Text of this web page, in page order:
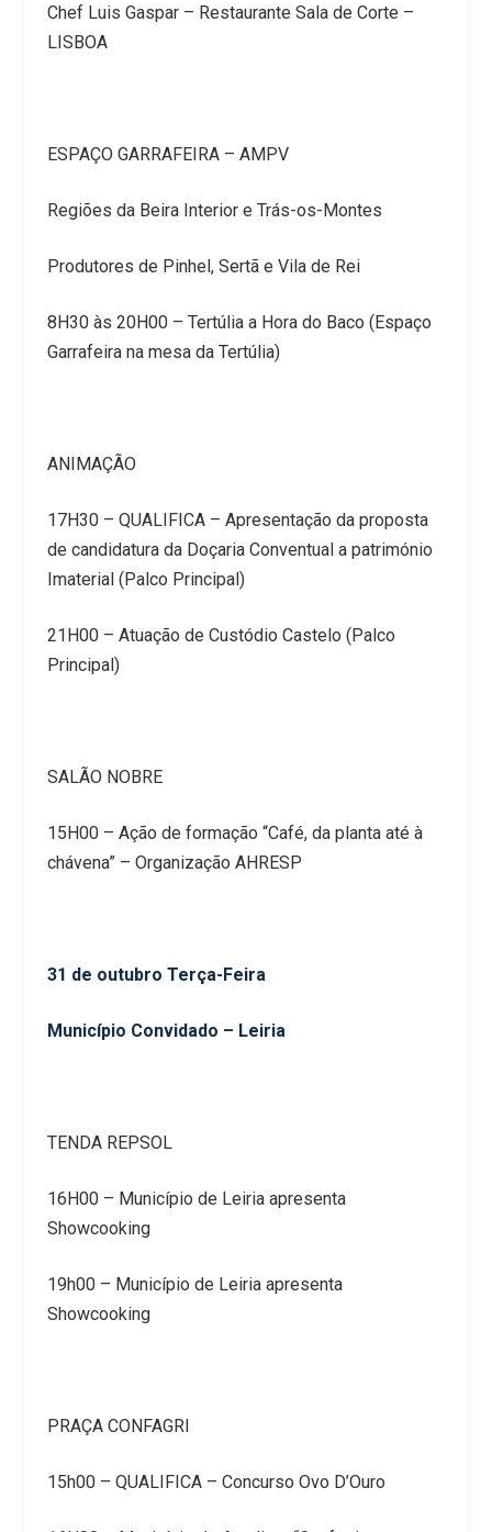
Chef Luis Gaspar – Restaurante Sala de Corte –
LISBOA
ESPAÇO GARRAFEIRA – AMPV
Regiões da Beira Interior e Trás-os-Montes
Produtores de Pinhel, Sertã e Vila de Rei
8H30 às 20H00 – Tertúlia a Hora do Baco (Espaço
Garrafeira na mesa da Tertúlia)
ANIMAÇÃO
17H30 – QUALIFICA – Apresentação da proposta
de candidatura da Doçaria Conventual a património
Imaterial (Palco Principal)
21H00 – Atuação de Custódio Castelo (Palco
Principal)
SALÃO NOBRE
15H00 – Ação de formação “Café, da planta até à
chávena” – Organização AHRESP
31 de outubro Terça-Feira
Município Convidado – Leiria
TENDA REPSOL
16H00 – Município de Leiria apresenta
Showcooking
19h00 – Município de Leiria apresenta
Showcooking
PRAÇA CONFAGRI
15h00 – QUALIFICA – Concurso Ovo D’Ouro